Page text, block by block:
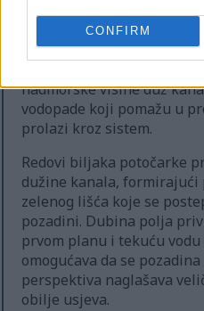
CONFIRM
prirodnu teksturu i
okruženje idealno za
bistra, što omogućava
nadmorske visine duž
vodopade koji pomažu u
prolazi kroz sistem.
Redovi biljaka potočarke
dužine kanala,
zelenog lišća koje se
pozadini. Dubina polja
prvom planu i tekuću
omogućava da se
perspektiva naglašava
obilje usjeva.